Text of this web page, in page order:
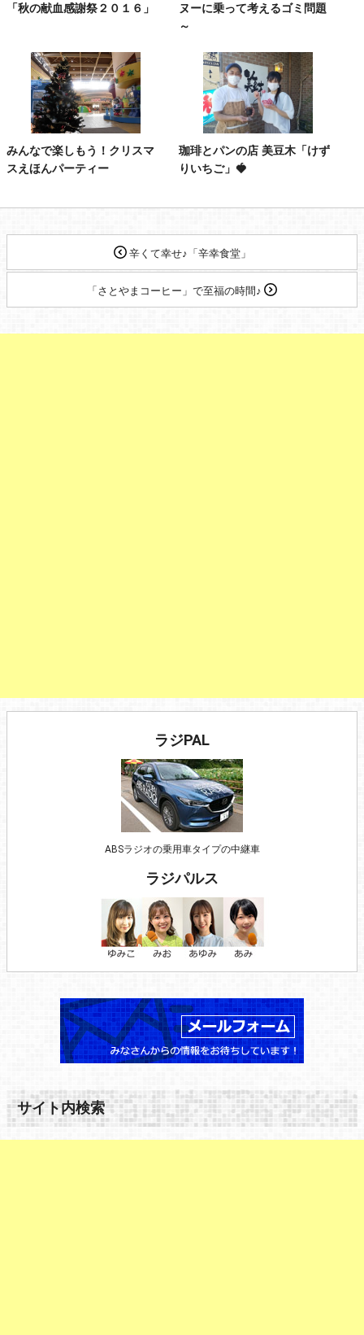
「秋の献血感謝祭２０１６」
ヌーに乗って考えるゴミ問題
～
みんなで楽しもう！クリスマ
スえほんパーティー
珈琲とパンの店 美豆木「けず
りいちご」🍓
辛くて幸せ♪「辛幸食堂」
「さとやまコーヒー」で至福の時間♪
ラジPAL
ABSラジオの乗用車タイプの中継車
ラジパルス
サイト内検索